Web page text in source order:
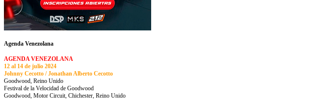
Agenda Venezolana
AGENDA VENEZOLANA
12 al 14 de julio 2024
Johnny Cecotto / Jonathan Alberto Cecotto
Goodwood, Reino Unido
Festival de la Velocidad de Goodwood
Goodwood, Motor Circuit, Chichester, Reino Unido